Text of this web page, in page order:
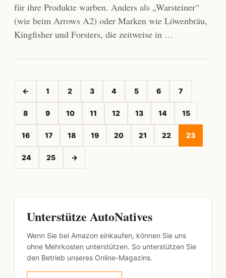
für ihre Produkte warben. Anders als „Warsteiner“
(wie beim Arrows A2) oder Marken wie Löwenbräu,
Kingfisher und Forsters, die zeitweise in …
← 1 2 3 4 5 6 7
8 9 10 11 12 13 14 15
16 17 18 19 20 21 22 23
24 25 →
Unterstütze AutoNatives
Wenn Sie bei Amazon einkaufen, können Sie uns
ohne Mehrkosten unterstützen. So unterstützen Sie
den Betrieb unseres Online-Magazins.